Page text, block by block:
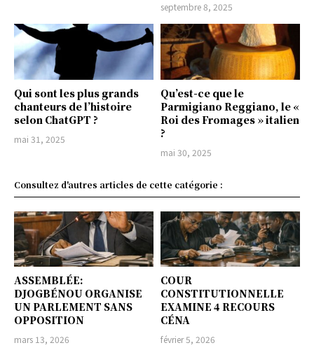
septembre 8, 2025
Qui sont les plus grands
chanteurs de l’histoire
selon ChatGPT ?
mai 31, 2025
Qu’est-ce que le
Parmigiano Reggiano, le «
Roi des Fromages » italien
?
mai 30, 2025
Consultez d'autres articles de cette catégorie :
ASSEMBLÉE:
DJOGBÉNOU ORGANISE
UN PARLEMENT SANS
OPPOSITION
mars 13, 2026
COUR
CONSTITUTIONNELLE
EXAMINE 4 RECOURS
CÉNA
février 5, 2026